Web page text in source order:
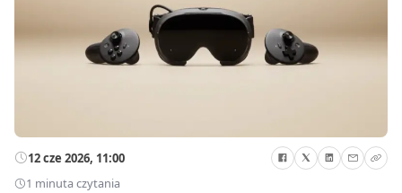
12 cze 2026, 11:00
1 minuta czytania